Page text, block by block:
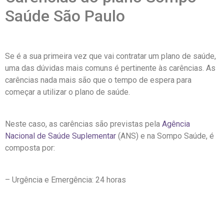
Saúde São Paulo
Se é a sua primeira vez que vai contratar um plano de saúde,
uma das dúvidas mais comuns é pertinente às carências. As
carências nada mais são que o tempo de espera para
começar a utilizar o plano de saúde.
Neste caso, as carências são previstas pela Agência
Nacional de Saúde Suplementar (ANS) e na Sompo Saúde, é
composta por:
– Urgência e Emergência: 24 horas